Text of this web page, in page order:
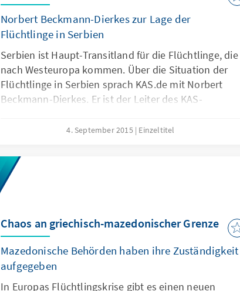
Norbert Beckmann-Dierkes zur Lage der
Flüchtlinge in Serbien
Serbien ist Haupt-Transitland für die Flüchtlinge, die
nach Westeuropa kommen. Über die Situation der
Flüchtlinge in Serbien sprach KAS.de mit Norbert
Beckmann-Dierkes. Er ist der Leiter des KAS-
4. September 2015 Einzeltitel
Chaos an griechisch-mazedonischer Grenze
Mazedonische Behörden haben ihre Zuständigkeit
aufgegeben
In Europas Flüchtlingskrise gibt es einen neuen